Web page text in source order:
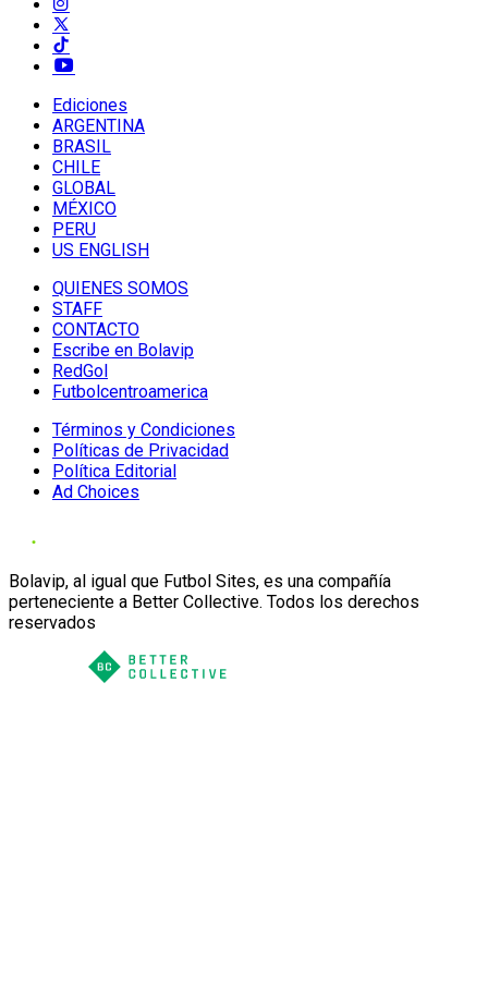
Ediciones
ARGENTINA
BRASIL
CHILE
GLOBAL
MÉXICO
PERU
US ENGLISH
QUIENES SOMOS
STAFF
CONTACTO
Escribe en Bolavip
RedGol
Futbolcentroamerica
Términos y Condiciones
Políticas de Privacidad
Política Editorial
Ad Choices
Bolavip, al igual que Futbol Sites, es una compañía
perteneciente a Better Collective. Todos los derechos
reservados